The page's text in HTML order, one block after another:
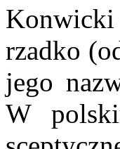
Konwicki
rzadko
jego
W